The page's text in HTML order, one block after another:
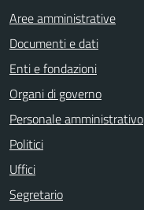
Aree amministrative
Documenti e dati
Enti e fondazioni
Organi di governo
Personale amministrativo
Politici
Uffici
Segretario